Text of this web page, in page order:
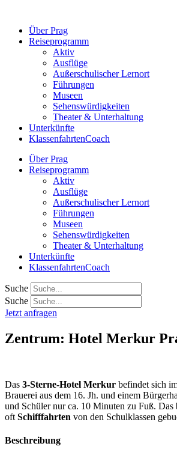
springenÜber Prag
Reiseprogramm
Aktiv
Ausflüge
Außerschulischer Lernort
Führungen
Museen
Sehenswürdigkeiten
Theater & Unterhaltung
Unterkünfte
KlassenfahrtenCoach
Über Prag
Reiseprogramm
Aktiv
Ausflüge
Außerschulischer Lernort
Führungen
Museen
Sehenswürdigkeiten
Theater & Unterhaltung
Unterkünfte
KlassenfahrtenCoach
Suche
Suche
Jetzt anfragen
Zentrum: Hotel Merkur
Das 3-Sterne-Hotel Merkur befindet sich
Brauerei aus dem 16. Jh. und einem
und Schüler nur ca. 10 Minuten zu Fuß. Das
oft Schifffahrten von den Schulklassen
Beschreibung